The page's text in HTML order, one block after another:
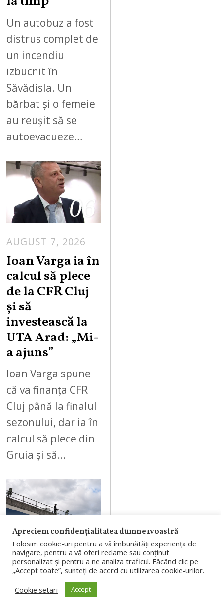
Un autobuz a fost
distrus complet de
un incendiu
izbucnit în
Săvădisla. Un
bărbat și o femeie
au reușit să se
autoevacueze…
06
AUGUST 7, 2026
Ioan Varga ia în
calcul să plece
de la CFR Cluj
și să
investească la
UTA Arad: „Mi-
a ajuns”
Ioan Varga spune
că va finanța CFR
Cluj până la finalul
sezonului, dar ia în
calcul să plece din
Gruia și să…
07
AUGUST 6, 2026
Un bărbat
costumat în
Apreciem confidențialitatea dumneavoastră
Folosim cookie-uri pentru a vă îmbunătăți experiența de
navigare, pentru a vă oferi reclame sau conținut
personalizat și pentru a ne analiza traficul. Făcând clic pe
„Accept toate”, sunteți de acord cu utilizarea cookie-urilor.
Cookie setari
Accept